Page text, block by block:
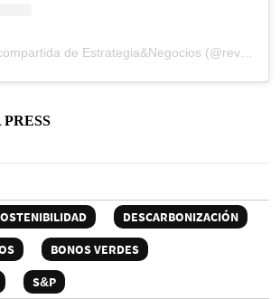
Una publicación compartida de Estrategia&Negocios (@revista_eyn)
DESCARBONIZACIÓN
BONOS VERDES
S&P